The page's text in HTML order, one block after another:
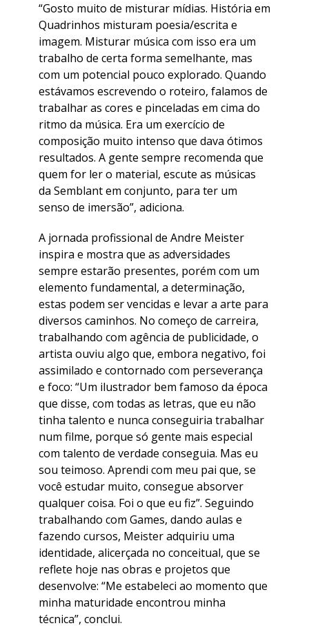
“Gosto muito de misturar mídias. História em
Quadrinhos misturam poesia/escrita e
imagem. Misturar música com isso era um
trabalho de certa forma semelhante, mas
com um potencial pouco explorado. Quando
estávamos escrevendo o roteiro, falamos de
trabalhar as cores e pinceladas em cima do
ritmo da música. Era um exercício de
composição muito intenso que dava ótimos
resultados. A gente sempre recomenda que
quem for ler o material, escute as músicas
da Semblant em conjunto, para ter um
senso de imersão”, adiciona.
A jornada profissional de Andre Meister
inspira e mostra que as adversidades
sempre estarão presentes, porém com um
elemento fundamental, a determinação,
estas podem ser vencidas e levar a arte para
diversos caminhos. No começo de carreira,
trabalhando com agência de publicidade, o
artista ouviu algo que, embora negativo, foi
assimilado e contornado com perseverança
e foco: “Um ilustrador bem famoso da época
que disse, com todas as letras, que eu não
tinha talento e nunca conseguiria trabalhar
num filme, porque só gente mais especial
com talento de verdade conseguia. Mas eu
sou teimoso. Aprendi com meu pai que, se
você estudar muito, consegue absorver
qualquer coisa. Foi o que eu fiz”. Seguindo
trabalhando com Games, dando aulas e
fazendo cursos, Meister adquiriu uma
identidade, alicerçada no conceitual, que se
reflete hoje nas obras e projetos que
desenvolve: “Me estabeleci ao momento que
minha maturidade encontrou minha
técnica”, conclui.